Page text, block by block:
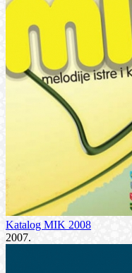
Katalog MIK 2008
2007.